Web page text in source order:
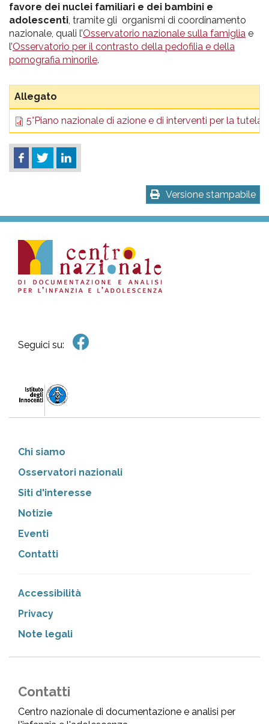
favore dei nuclei familiari e dei bambini e
adolescenti, tramite gli organismi di coordinamento
nazionale, quali l’Osservatorio nazionale sulla famiglia e
l’Osservatorio per il contrasto della pedofilia e della
pornografia minorile.
Allegato
5°Piano nazionale di azione e di interventi per la
Versione stampabile
Seguici su:
Chi siamo
Osservatori nazionali
Siti d'interesse
Notizie
Eventi
Contatti
Accessibilità
Privacy
Note legali
Contatti
Centro nazionale di documentazione e analisi per